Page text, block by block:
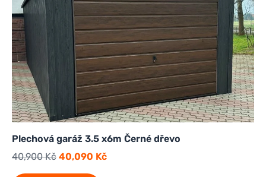
Plechová garáž 3.5 x6m Černé dřevo
40,900Kč 40,090 Kč